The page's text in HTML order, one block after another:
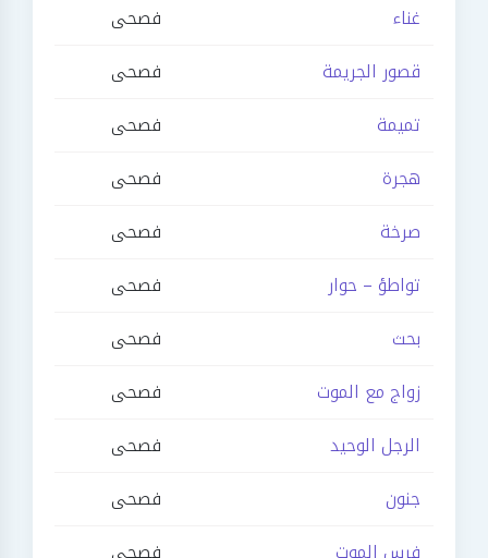
غناء
فصحى
قصور الجريمة
فصحى
تميمة
فصحى
هجرة
فصحى
صرخة
فصحى
تواطؤ – حوار
فصحى
بحث
فصحى
زواج مع الموت
فصحى
الرجل الوحيد
فصحى
جنون
فصحى